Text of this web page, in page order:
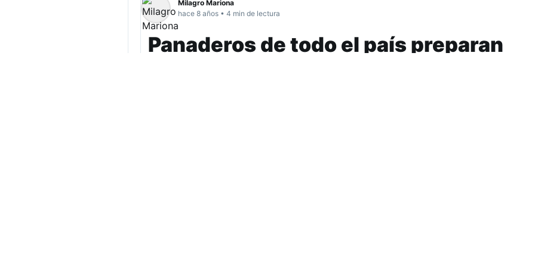
Milagro Mariona
hace 8 años • 4 min de lectura
Panaderos de todo el país preparan